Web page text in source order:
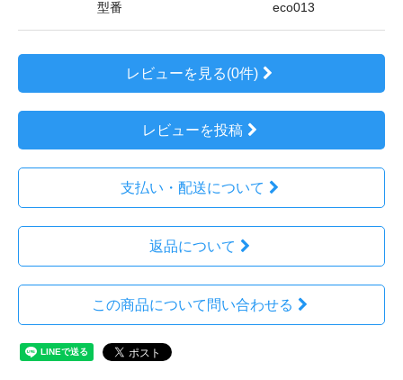
型番 eco013
レビューを見る(0件)
レビューを投稿
支払い・配送について
返品について
この商品について問い合わせる